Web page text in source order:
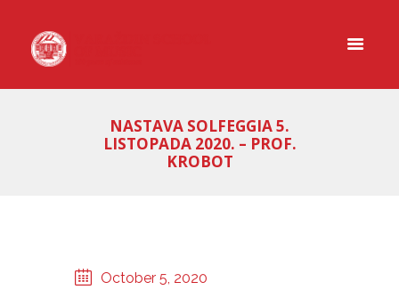
NASTAVA SOLFEGGIA 5.
LISTOPADA 2020. – PROF.
KROBOT
October 5, 2020